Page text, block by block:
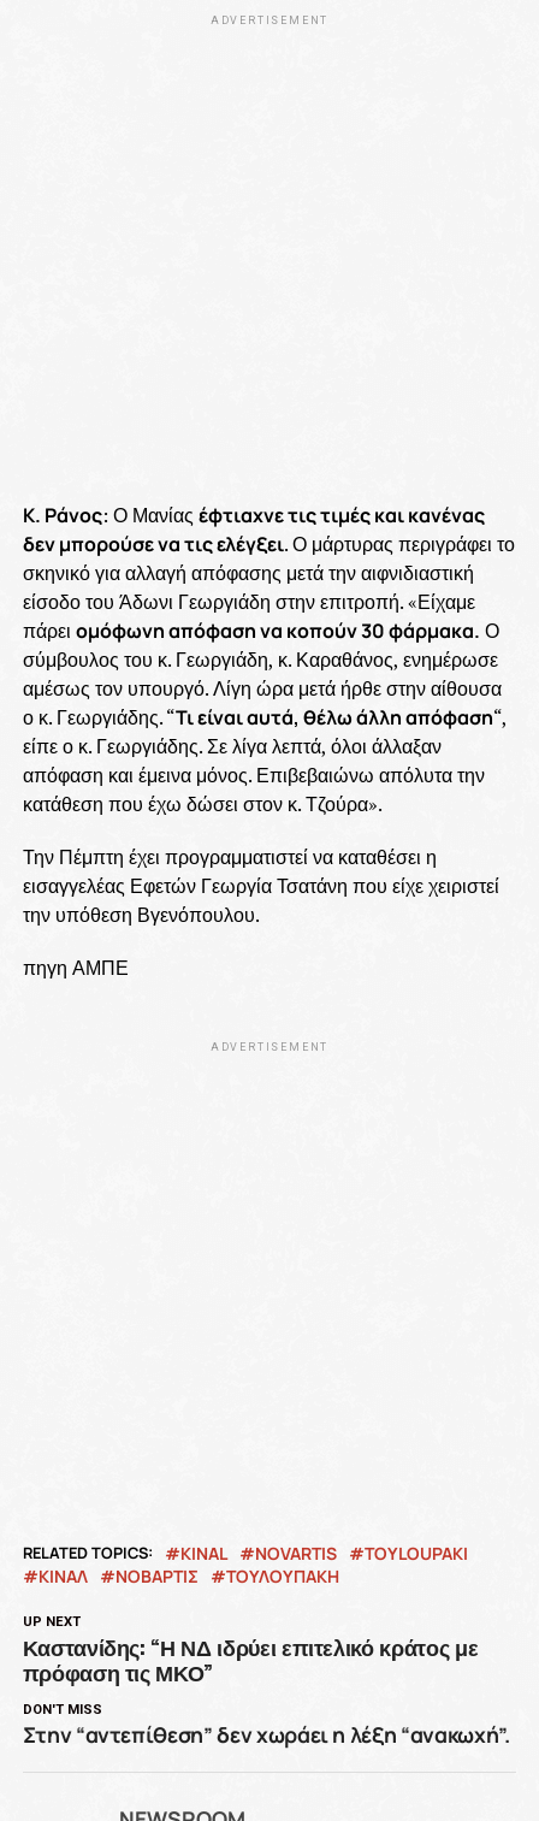
ADVERTISEMENT
Κ. Ράνος: Ο Μανίας έφτιαχνε τις τιμές και κανένας
δεν μπορούσε να τις ελέγξει. Ο μάρτυρας περιγράφει το
σκηνικό για αλλαγή απόφασης μετά την αιφνιδιαστική
είσοδο του Άδωνι Γεωργιάδη στην επιτροπή. «Είχαμε
πάρει ομόφωνη απόφαση να κοπούν 30 φάρμακα. Ο
σύμβουλος του κ. Γεωργιάδη, κ. Καραθάνος, ενημέρωσε
αμέσως τον υπουργό. Λίγη ώρα μετά ήρθε στην αίθουσα
ο κ. Γεωργιάδης. “Τι είναι αυτά, θέλω άλλη απόφαση“,
είπε ο κ. Γεωργιάδης. Σε λίγα λεπτά, όλοι άλλαξαν
απόφαση και έμεινα μόνος. Επιβεβαιώνω απόλυτα την
κατάθεση που έχω δώσει στον κ. Τζούρα».
Την Πέμπτη έχει προγραμματιστεί να καταθέσει η
εισαγγελέας Εφετών Γεωργία Τσατάνη που είχε χειριστεί
την υπόθεση Βγενόπουλου.
πηγη ΑΜΠΕ
ADVERTISEMENT
RELATED TOPICS: KINAL NOVARTIS
TOYLOUPAKI
ΚΙΝΑΛ
ΝΟΒΑΡΤΙΣ ΤΟΥΛΟΥΠΑΚΗ
UP NEXT
Καστανίδης: “Η ΝΔ ιδρύει επιτελικό κράτος με
πρόφαση τις ΜΚΟ”
DON'T MISS
Στην “αντεπίθεση” δεν χωράει η λέξη “ανακωχή”.